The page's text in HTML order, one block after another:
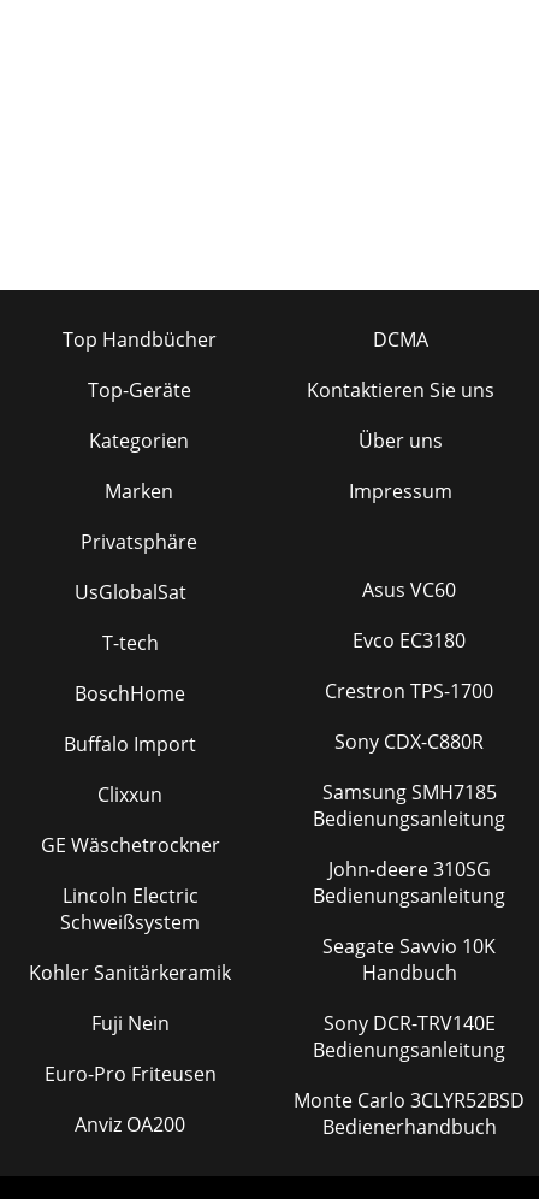
Top Handbücher
Top-Geräte
Kategorien
Marken
Privatsphäre
DCMA
Kontaktieren Sie uns
Über uns
Impressum
UsGlobalSat
T-tech
BoschHome
Buffalo Import
Clixxun
GE Wäschetrockner
Lincoln Electric
Schweißsystem
Kohler Sanitärkeramik
Fuji Nein
Euro-Pro Friteusen
Anviz OA200
Asus VC60
Evco EC3180
Crestron TPS-1700
Sony CDX-C880R
Samsung SMH7185
Bedienungsanleitung
John-deere 310SG
Bedienungsanleitung
Seagate Savvio 10K
Handbuch
Sony DCR-TRV140E
Bedienungsanleitung
Monte Carlo 3CLYR52BSD
Bedienerhandbuch